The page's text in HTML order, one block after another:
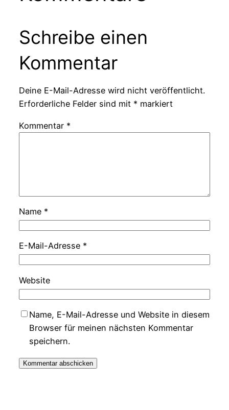
Schreibe einen
Kommentar
Deine E-Mail-Adresse wird nicht veröffentlicht.
Erforderliche Felder sind mit * markiert
Kommentar *
Name *
E-Mail-Adresse *
Website
Name, E-Mail-Adresse und Website in diesem
Browser für meinen nächsten Kommentar
speichern.